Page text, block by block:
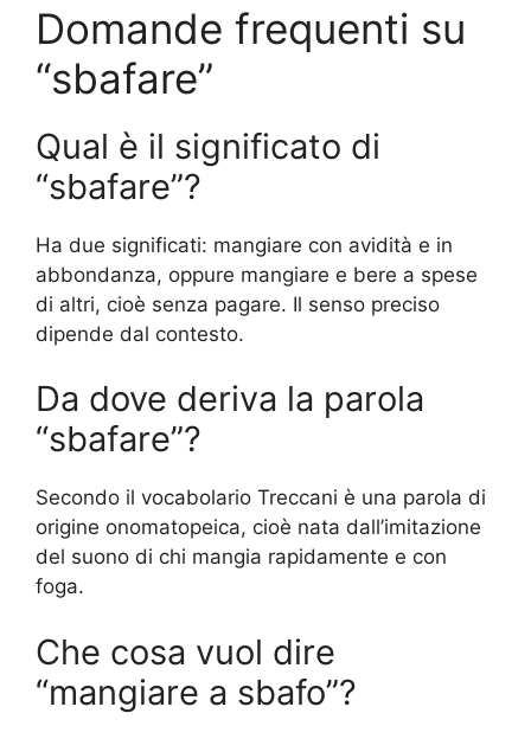
Domande frequenti su
“sbafare”
Qual è il significato di
“sbafare”?
Ha due significati: mangiare con avidità e in
abbondanza, oppure mangiare e bere a spese
di altri, cioè senza pagare. Il senso preciso
dipende dal contesto.
Da dove deriva la parola
“sbafare”?
Secondo il vocabolario Treccani è una parola di
origine onomatopeica, cioè nata dall’imitazione
del suono di chi mangia rapidamente e con
foga.
Che cosa vuol dire
“mangiare a sbafo”?